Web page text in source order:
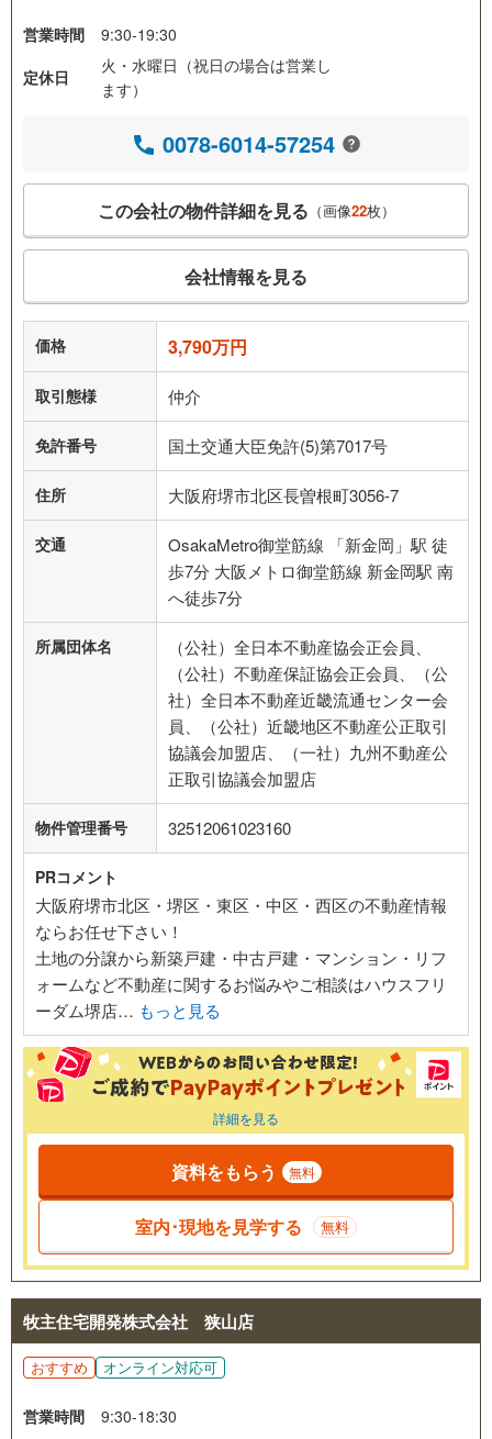
営業時間
9:30-19:30
定休日
火・水曜日（祝日の場合は営業し
ます）
0078-6014-57254
この会社の物件詳細を見る （画像22枚）
会社情報を見る
価格 3,790万円
取引態様 仲介
免許番号 国土交通大臣免許(5)第7017号
住所 大阪府堺市北区長曽根町3056-7
交通
OsakaMetro御堂筋線 「新金岡」駅 徒
歩7分 大阪メトロ御堂筋線 新金岡駅 南
へ徒歩7分
所属団体名
（公社）全日本不動産協会正会員、
（公社）不動産保証協会正会員、（公
社）全日本不動産近畿流通センター会
員、（公社）近畿地区不動産公正取引
協議会加盟店、（一社）九州不動産公
正取引協議会加盟店
物件管理番号 32512061023160
PRコメント
大阪府堺市北区・堺区・東区・中区・西区の不動産情報
ならお任せ下さい！
土地の分譲から新築戸建・中古戸建・マンション・リフ
ォームなど不動産に関するお悩みやご相談はハウスフリ
ーダム堺店… もっと見る
詳細を見る
資料をもらう 無料
室内･現地を見学する 無料
牧主住宅開発株式会社 狭山店
おすすめ オンライン対応可
営業時間
9:30-18:30